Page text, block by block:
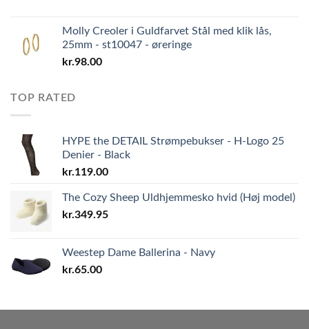
Molly Creoler i Guldfarvet Stål med klik lås,
25mm - st10047 - øreringe
kr.98.00
TOP RATED
HYPE the DETAIL Strømpebukser - H-Logo 25
Denier - Black
kr.119.00
The Cozy Sheep Uldhjemmesko hvid (Høj model)
kr.349.95
Weestep Dame Ballerina - Navy
kr.65.00